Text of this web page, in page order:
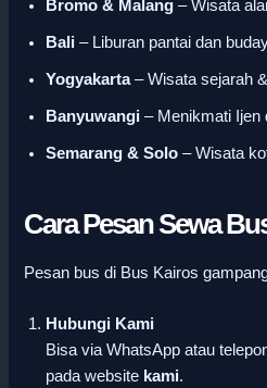
Bromo & Malang – Wisata
Bali – Liburan pantai dan
Yogyakarta– Wisata sejarah
Banyuwangi – Menikmati Ijen
Semarang & Solo – Wisata
Cara Pesan Sewa
Pesan bus di Bus Kairos
Hubungi Kami
Bisa via WhatsApp atau
pada website kami.